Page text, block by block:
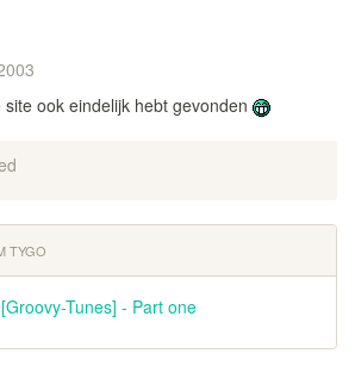
ook eindelijk hebt gevonden
TYGO
Tunes] - Part one